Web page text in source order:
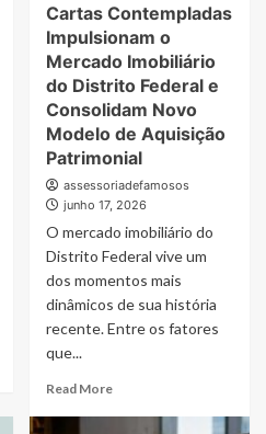
para
brasileiros
Caribe
Mexicano
Cartas Contempladas
Impulsionam o
Mercado Imobiliário
do Distrito Federal e
Consolidam Novo
Modelo de Aquisição
Patrimonial
assessoriadefamosos
junho 17, 2026
O mercado imobiliário do
Distrito Federal vive um
dos momentos mais
dinâmicos de sua história
recente. Entre os fatores
que...
Read MoreRead